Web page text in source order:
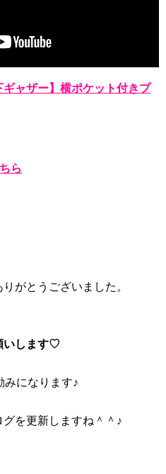
ャザー】横ポケット付きプ
ら
がとうございました。
いします♡
みになります♪
を更新しますね＾＾♪